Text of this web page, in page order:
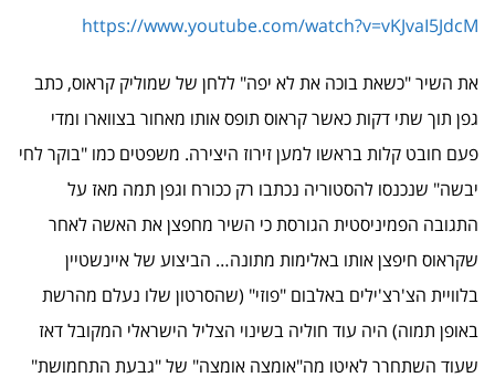
https://www.youtube.com/watch?v=vKJvaI5JdcM
את השיר "כשאת בוכה את לא יפה" ללחן של שמוליק קראוס, כתב
גפן תוך שתי דקות כאשר קראוס תופס אותו מאחור בצווארו ומדי
פעם חובט קלות בראשו למען זירוז היצירה. משפטים כמו "בוקר לחי
יבשה" שנכנסו להסטוריה נכתבו רק ככורח וגפן תמה מאז על
התגובה הפמיניסטית הגורסת כי השיר מחפצן את האשה לאחר
שקראוס חיפצן אותו באלימות מתונה… הביצוע של איינשטיין
בלוויית הצ'רצ'ילים באלבום "פוזי" (שהסרטון שלו נעלם מהרשת
באופן תמוה) היה עוד חוליה בשינוי הצליל הישראלי המקובל דאז
שעוד השתחרר לאיטו מה"אומצה אומצה" של "גבעת התחמושת"